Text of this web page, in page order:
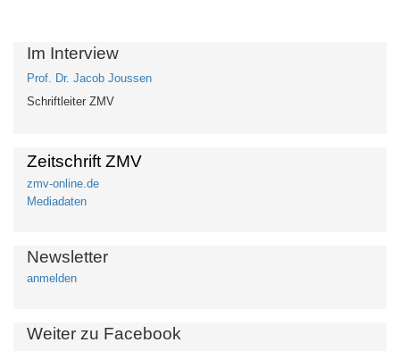
Im Interview
Prof. Dr. Jacob Joussen
Schriftleiter ZMV
Zeitschrift ZMV
zmv-online.de
Mediadaten
Newsletter
anmelden
Weiter zu Facebook